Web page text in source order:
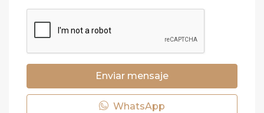
Enviar mensaje
WhatsApp